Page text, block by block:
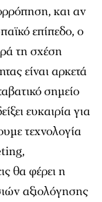
και αν
επίπεδο, ο
τη σχέση
είναι αρκετά
σημείο
ευκαιρία για
τεχνολογία
θα φέρει η
αξιολόγησης